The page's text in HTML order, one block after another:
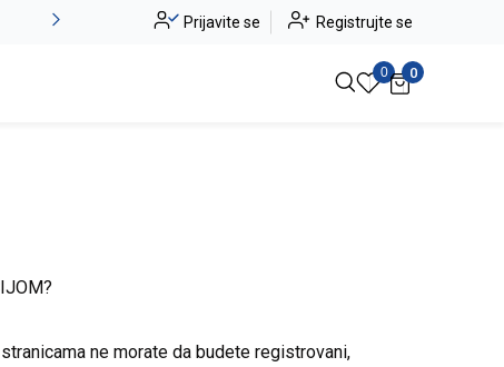
Novo u ponudi - Jadea Pogledaj više
Prijavite se Registrujte se
0 0
ne morate da budete registrovani,